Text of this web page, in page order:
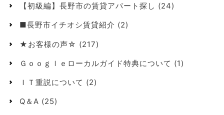
【初級編】長野市の賃貸アパート探し (24)
■長野市イチオシ賃貸紹介 (2)
★お客様の声☆ (217)
Ｇｏｏｇｌｅローカルガイド特典について (1)
ＩＴ重説について (2)
Q＆A (25)